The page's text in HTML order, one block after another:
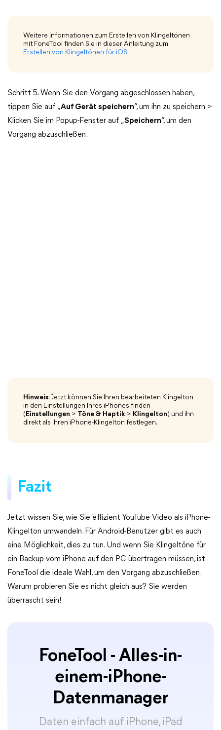
Weitere Informationen zum Erstellen von Klingeltönen
mit FoneTool finden Sie in dieser Anleitung zum
Erstellen von Klingeltönen für iOS.
Schritt 5. Wenn Sie den Vorgang abgeschlossen haben,
tippen Sie auf „Auf Gerät speichern“, um ihn zu speichern >
Klicken Sie im Popup-Fenster auf „Speichern“, um den
Vorgang abzuschließen.
Hinweis: Jetzt können Sie Ihren bearbeiteten Klingelton
in den Einstellungen Ihres iPhones finden
(Einstellungen > Töne & Haptik > Klingelton) und ihn
direkt als Ihren iPhone-Klingelton festlegen.
Fazit
Jetzt wissen Sie, wie Sie effizient YouTube Video als iPhone-
Klingelton umwandeln. Für Android-Benutzer gibt es auch
eine Möglichkeit, dies zu tun. Und wenn Sie Klingeltöne für
ein Backup vom iPhone auf den PC übertragen müssen, ist
FoneTool die ideale Wahl, um den Vorgang abzuschließen.
Warum probieren Sie es nicht gleich aus? Sie werden
überrascht sein!
FoneTool - Alles-in-
einem-iPhone-
Datenmanager
Daten einfach auf iPhone, iPad